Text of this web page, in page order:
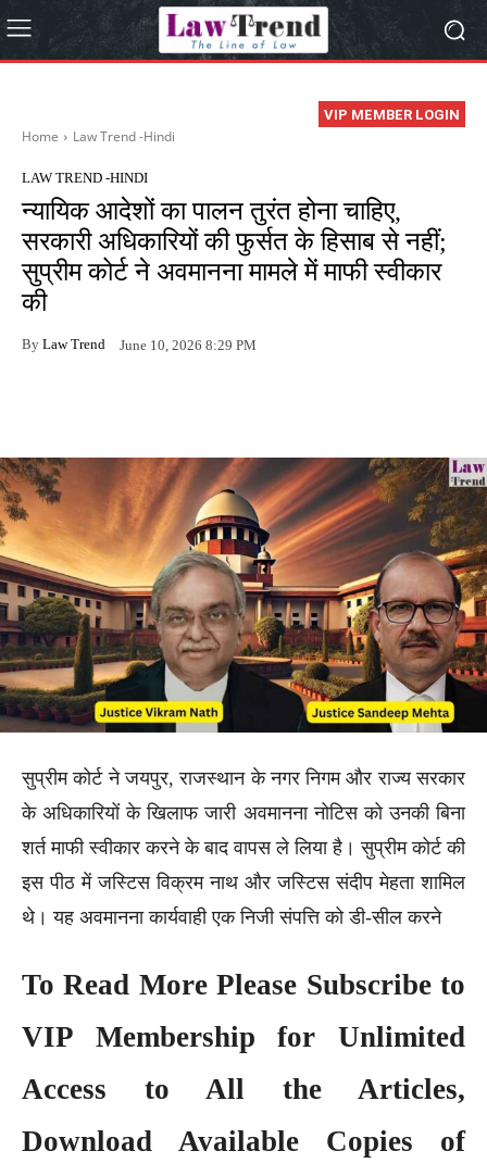
VIP MEMBER LOGIN
Home Law Trend -Hindi
LAW TREND -HINDI
न्यायिक आदेशों का पालन तुरंत होना चाहिए,
सरकारी अधिकारियों की फुर्सत के हिसाब से नहीं;
सुप्रीम कोर्ट ने अवमानना मामले में माफी स्वीकार
की
By Law Trend June 10, 2026 8:29 PM
सुप्रीम कोर्ट ने जयपुर, राजस्थान के नगर निगम और राज्य सरकार
के अधिकारियों के खिलाफ जारी अवमानना नोटिस को उनकी बिना
शर्त माफी स्वीकार करने के बाद वापस ले लिया है। सुप्रीम कोर्ट की
इस पीठ में जस्टिस विक्रम नाथ और जस्टिस संदीप मेहता शामिल
थे। यह अवमानना कार्यवाही एक निजी संपत्ति को डी-सील करने
To Read More Please Subscribe to
VIP Membershipfor Unlimited
Access to All the Articles,
Download Available Copies of